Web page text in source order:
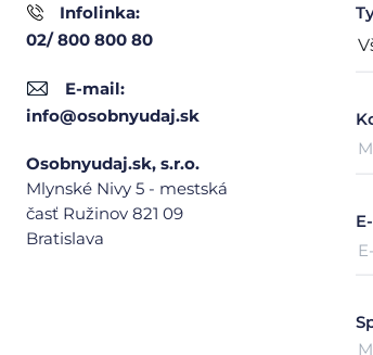
Infolinka:
02/ 800 800 80
E-mail:
info@osobnyudaj.sk
Osobnyudaj.sk, s.r.o.
Mlynské Nivy 5 - mestská
časť Ružinov 821 09
Bratislava